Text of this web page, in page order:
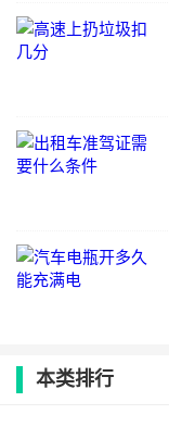
本类排行